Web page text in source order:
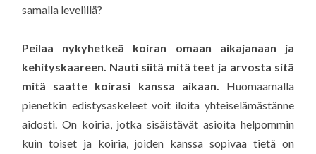
samalla levelillä?
Peilaa nykyhetkeä koiran omaan aikajanaan ja
kehityskaareen. Nauti siitä mitä teet ja arvosta sitä
mitä saatte koirasi kanssa aikaan. Huomaamalla
pienetkin edistysaskeleet voit iloita yhteiselämästänne
aidosti. On koiria, jotka sisäistävät asioita helpommin
kuin toiset ja koiria, joiden kanssa sopivaa tietä on